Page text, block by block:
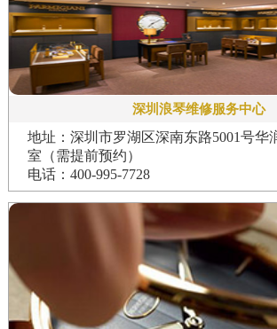
深圳浪琴维修服务中心
地址：深圳市罗湖区深南东路5001号华
室（需提前预约）
电话：400-995-7728